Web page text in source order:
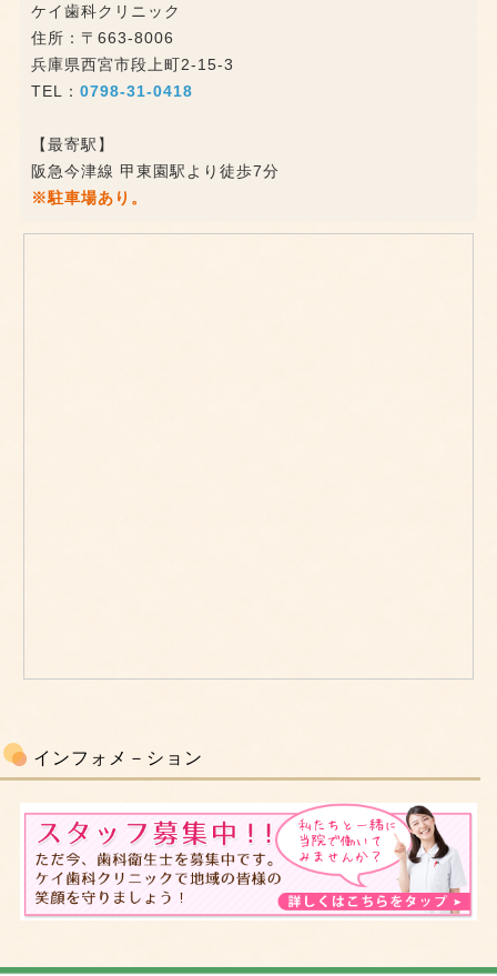
ケイ歯科クリニック
住所：〒663-8006
兵庫県西宮市段上町2-15-3
TEL： 0798-31-0418
【最寄駅】
阪急今津線 甲東園駅より徒歩7分
※駐車場あり。
インフォメ－ション